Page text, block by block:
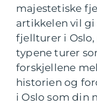
majestetiske
artikkelen vil
fjellturer i
typene turer
forskjellene
historien og
i Oslo som din